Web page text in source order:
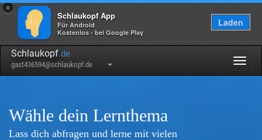
×
Schlaukopf App
Für Android
Kostenlos - bei Google Play
Laden
Schlaukopf.de
gast436594@schlaukopf.de
Wähle dein Lernthema
Lass dich abfragen und lerne mit vielen